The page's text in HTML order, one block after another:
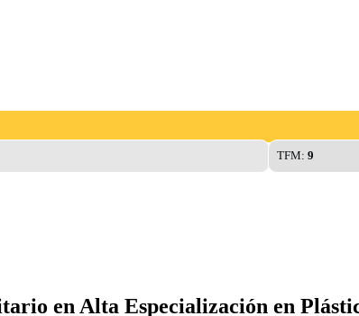
TFM:9
en Alta Especialización en